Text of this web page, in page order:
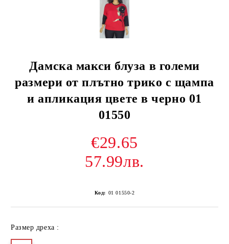
Дамска макси блуза в големи
размери от плътно трико с щампа
и апликация цвете в черно 01
01550
€29.65
57.99лв.
Код: 01 01550-2
Размер дреха :